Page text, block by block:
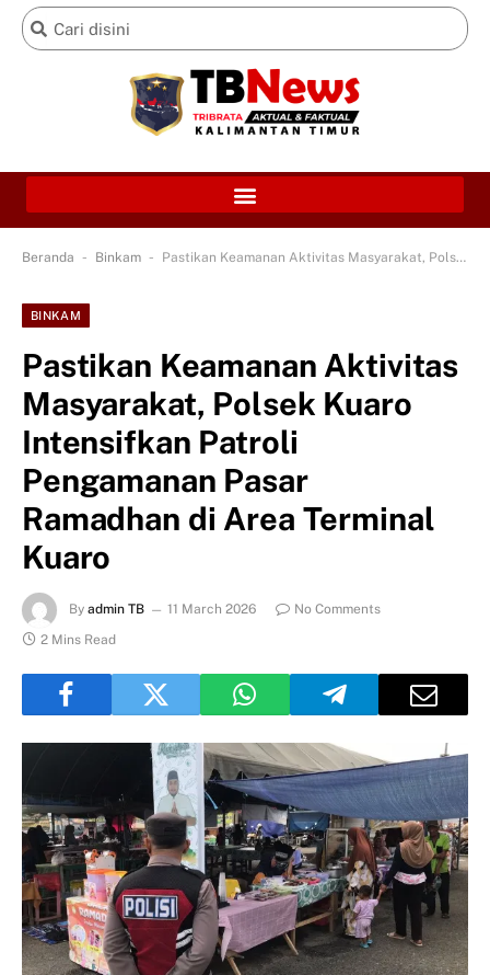
Beranda - Binkam - Pastikan Keamanan Aktivitas Masyarakat, Polsek Kuaro Intensifkan Patroli Pengamanan Pasar Ramadhan di Area Terminal Kuaro
BINKAM
Pastikan Keamanan Aktivitas
Masyarakat, Polsek Kuaro
Intensifkan Patroli
Pengamanan Pasar
Ramadhan di Area Terminal
Kuaro
By admin TB 11 March 2026
No Comments
2 Mins Read